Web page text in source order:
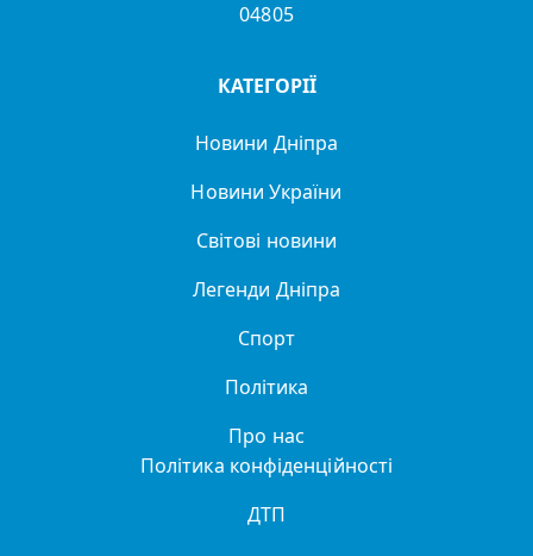
04805
КАТЕГОРІЇ
Новини Дніпра
Новини України
Світові новини
Легенди Дніпра
Спорт
Політика
Про нас
Політика конфіденційності
ДТП